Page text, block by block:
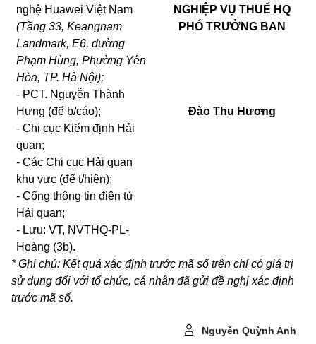
nghệ Huawei Việt Nam
(Tầng 33, Keangnam
Landmark, E6, đường
Phạm Hùng,Phường Yên
Hòa, TP. Hà Nội);
- PCT. Nguyễn Thành
Hưng (để b/cáo);
- Chi cục Kiểm định Hải
quan;
- Các Chi cục Hải quan
khu vực (để t/hiện);
- Cổng thông tin điện tử
Hải quan;
- Lưu: VT, NVTHQ-PL-
Hoàng (3b).
NGHIỆP VỤ THUẾ HQ
PHÓ TRƯỞNG BAN
Đào Thu Hương
* Ghi chú: Kết quả xác định trước mã số trên chỉ có giá trị
sửdụng đối với tổ chức, cá nhân đã gửi đề nghị xác định
trước mã số.
Nguyễn Quỳnh Anh